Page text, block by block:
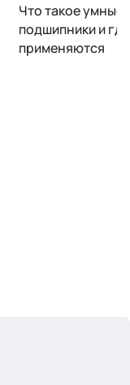
Что такое умные
подшипники и
применяются